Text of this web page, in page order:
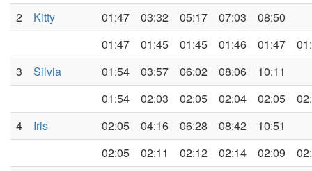
2
Kitty 01:47 03:32 05:17 07:03
08:50
01:47
01:45 01:45 01:46 01:47
3
Silvia 01:54 03:57 06:02 08:06
10:11
01:54
02:03 02:05 02:04 02:05
4
Iris 02:05 04:16 06:28 08:42
10:51
02:05
02:11 02:12 02:14 02:09